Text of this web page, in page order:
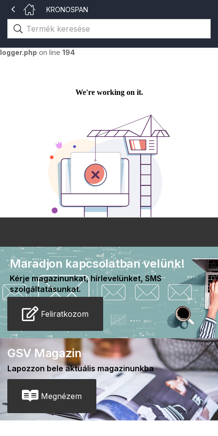
Warning: The magic method Merlin_Logger::__wakeup() must have
public visibility in /home/gsvhu/katalogusok.gsv.hu/wp-
content/themes/aora/inc/merlin/includes/class-merlin-
logger.php on line 194
KRONOSPAN
Maradjon kapcsolatban velünk!
Kérje magazinunkat, hírlevelünket, SMS
szolgáltatásunkat.
Feliratkozom
GSV Magazin
Lapozzon bele aktuális magazinunkba
Megnézem